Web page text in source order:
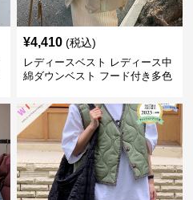
¥4,410 (税込)
レディースベスト レディース中
綿ダウンベスト フード付き多色